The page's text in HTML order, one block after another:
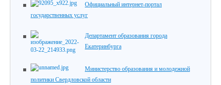
Официальный интернет-портал
государственных услуг
Департамент образования города
Екатеринбурга
Министерство образования и молодежной
политики Свердловской области